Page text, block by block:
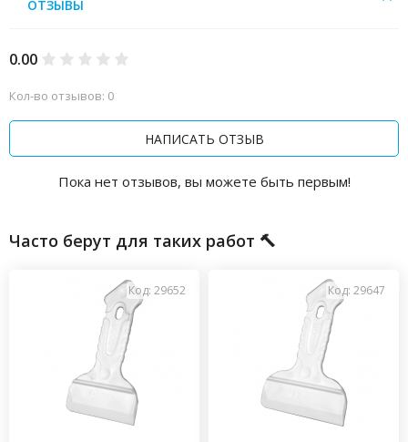
ОТЗЫВЫ
0.00
Кол-во отзывов: 0
НАПИСАТЬ ОТЗЫВ
Пока нет отзывов, вы можете быть первым!
Часто берут для таких работ 🔨
Код: 29652 Код: 29647